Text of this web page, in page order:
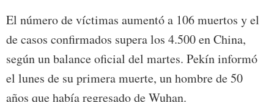
El número de víctimas aumentó a 106 muertos y el
de casos confirmados supera los 4.500 en China,
según un balance oficial del martes. Pekín informó
el lunes de su primera muerte, un hombre de 50
años que había regresado de Wuhan.